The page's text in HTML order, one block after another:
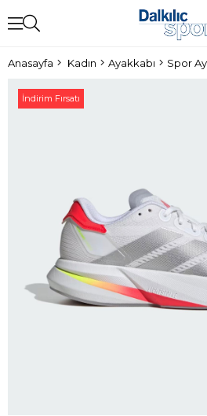
Anasayfa Kadın Ayakkabı Spor
İndirim Fırsatı